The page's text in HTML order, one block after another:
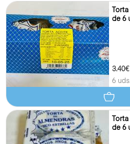
de 6
3.40€
6 uds.
de 6